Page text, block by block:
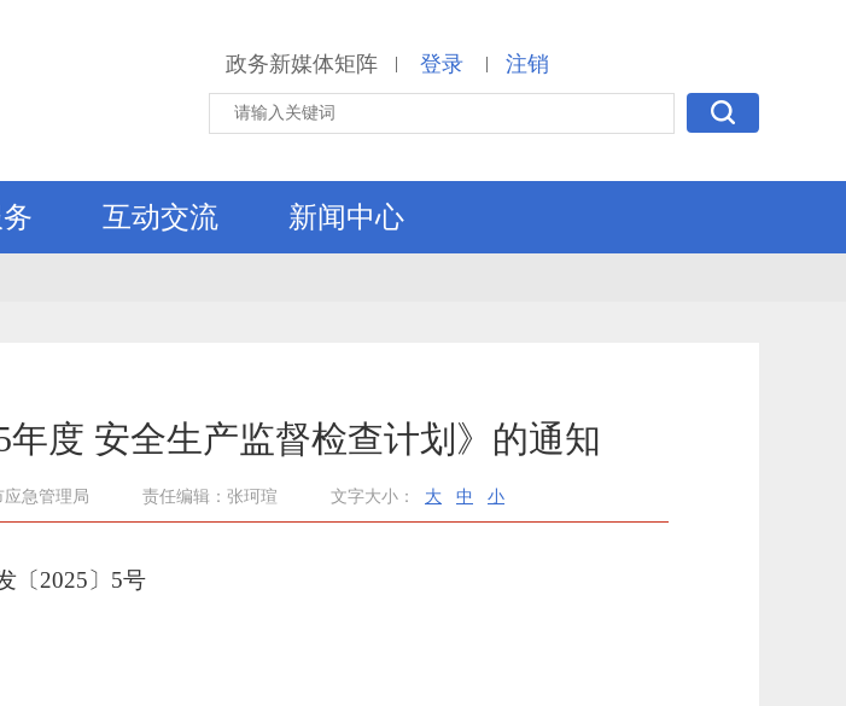
政务新媒体矩阵 | 登录 | 注销
互动交流 新闻中心
度 安全生产监督检查计划》的通知
应急管理局 责任编辑：张珂瑄 文字大小： 大 中 小
〔2025〕5号